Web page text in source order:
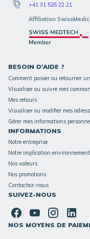
+41 31 528 22 21
Affiliation SwissMedic
BESOIN D'AIDE ?
Comment passer ou retourner
Visualiser ou suivre mes
Mes retours
Visualiser ou modifier mes
Gérer mes informations
INFORMATIONS
Notre entreprise
Notre implication
Nos valeurs
Nos promotions
Contactez-nous
SUIVEZ-NOUS
NOS MOYENS DE